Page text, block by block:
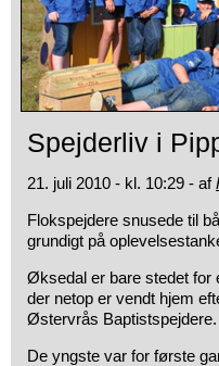
Spejderliv i
21. juli 2010 - kl. 10:29 - af
Flokspejdere snusede til
grundigt på
Øksedal er bare stedet for
der netop er vendt hjem
Østervrås Baptistspejdere.
De yngste var for første